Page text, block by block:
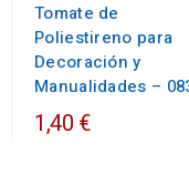
Tomate de
Poliestireno para
Decoración y
Manualidades –
1,40 €